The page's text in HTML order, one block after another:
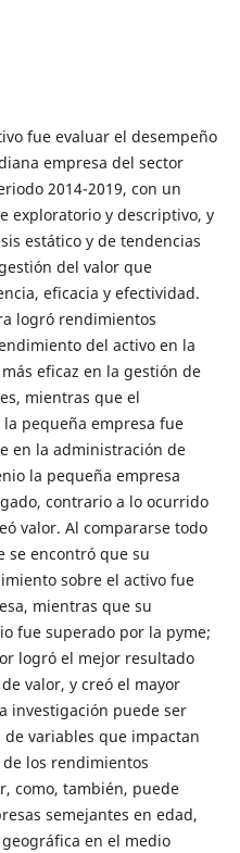
fue evaluar el desempeño
empresa del sector
2014-2019, con un
exploratorio y descriptivo, y
estático y de tendencias
del valor que
eficacia y efectividad.
logró rendimientos
del activo en la
eficaz en la gestión de
mientras que el
pequeña empresa fue
en la administración de
la pequeña empresa
contrario a lo ocurrido
valor. Al compararse todo
se encontró que su
sobre el activo fue
mientras que su
fue superado por la pyme;
logró el mejor resultado
valor, y creó el mayor
investigación puede ser
variables que impactan
los rendimientos
como, también, puede
semejantes en edad,
en el medio